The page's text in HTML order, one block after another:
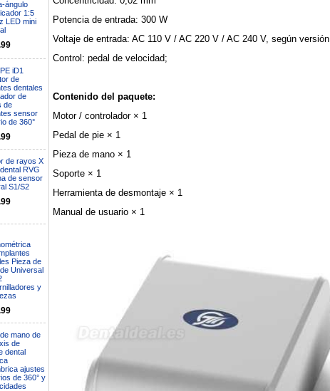
ángulo
1:5
LED mini
iD1
de
dentales
de
de
sensor
de 360°
de rayos X
RVG
de sensor
S1/S2
Pieza de
Universal
y
mano de
de
dental
ajustes
de 360° y
saber se
em
no
a morada
n40
seguinte
dental
de mano
1.
Potencia de entrada: 300 W
Voltaje de entrada: AC 110 V / AC 220 V / AC 240 V, según versión
Control: pedal de velocidad;
Contenido del paquete:
Motor / controlador × 1
Pedal de pie × 1
Pieza de mano × 1
Soporte × 1
Herramienta de desmontaje × 1
Manual de usuario × 1